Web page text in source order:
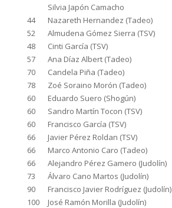
Silvia Japón Camacho
44
Nazareth Hernandez (Tadeo)
52
Almudena Gómez Sierra (TSV)
48
Cinti García (TSV)
57
Ana Díaz Albert (Tadeo)
70
Candela Piña (Tadeo)
78
Zoé Soraino Morón (Tadeo)
60
Eduardo Suero (Shogún)
60
Sandro Martín Tocon (TSV)
60
Francisco García (TSV)
66
Javier Pérez Roldan (TSV)
66
Marco Antonio Caro (Tadeo)
66
Alejandro Pérez Gamero (Judolín)
73
Álvaro Cano Martos (Judolín)
90
Francisco Javier Rodríguez (Judolín)
100
José Ramón Morilla (Judolín)